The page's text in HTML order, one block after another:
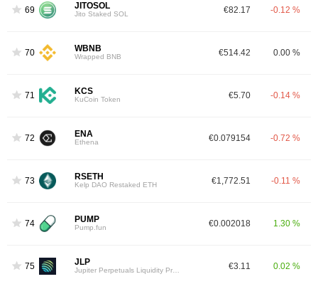
69 JITOSOL
Jito Staked SOL €82.17 -0.12 %
70 WBNB
Wrapped BNB €514.42 0.00 %
71 KCS
KuCoin Token €5.70 -0.14 %
72 ENA
Ethena €0.079154 -0.72 %
73 RSETH
Kelp DAO Restaked ETH €1,772.51 -0.11 %
74 PUMP
Pump.fun €0.002018 1.30 %
75 JLP €3.11 0.02 %